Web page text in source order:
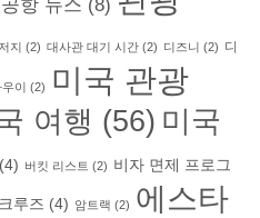
공항 뉴스 (8)
지 (2) 대사관 대기 시간 (2) 디즈니 (2) 디
이 (2)
미국 관광
여행 (56) 미국
(4) 버킷 리스트 (2) 비자 면제 프로그
루즈 (4) 암트랙 (2) 에스타